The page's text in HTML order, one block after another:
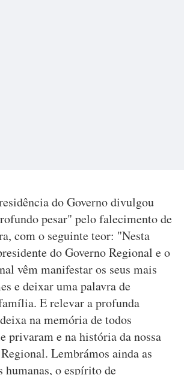
do Governo divulgou
pesar" pelo falecimento de
com o seguinte teor: "Nesta
do Governo Regional e o
vêm manifestar os seus mais
e deixar uma palavra de
E relevar a profunda
na memória de todos
privaram e na história da nossa
Lembrámos ainda as
humanas, o espírito de